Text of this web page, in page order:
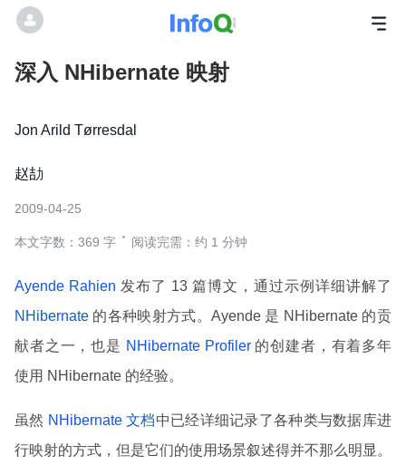
深入 NHibernate 映射
Jon Arild Tørresdal
赵劼
2009-04-25
本文字数：369 字 阅读完需：约 1 分钟
Ayende Rahien 发布了 13 篇博文，通过示例详细讲解了
NHibernate 的各种映射方式。Ayende 是 NHibernate 的贡
献者之一，也是 NHibernate Profiler 的创建者，有着多年
使用 NHibernate 的经验。
虽然 NHibernate 文档中已经详细记录了各种类与数据库进
行映射的方式，但是它们的使用场景叙述得并不那么明显。